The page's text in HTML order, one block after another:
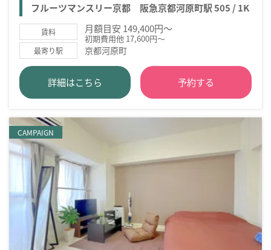
フルーツマンスリー京都 阪急京都河原町駅 505 / 1K
賃料 月額目安 149,400円～
初期費用他 17,600円～
最寄り駅 京都河原町
詳細はこちら 予約する
CAMPAIGN